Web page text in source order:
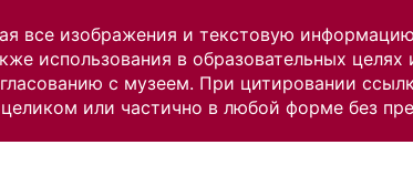
все изображения и текстовую
использования в образовательных
с музеем. При цитировании
или частично в любой форме без